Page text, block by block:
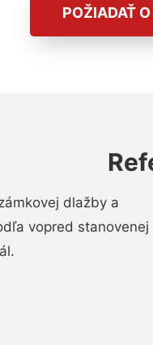
POŽIADAŤ
dlažby a
vopred stanovenej